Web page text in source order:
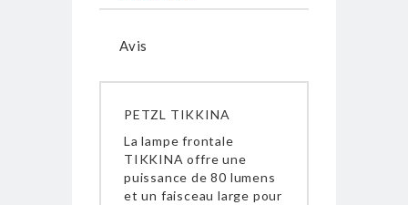
Avis
PETZL TIKKINA
La lampe frontale
TIKKINA offre une
puissance de 80 lumens
et un faisceau large pour